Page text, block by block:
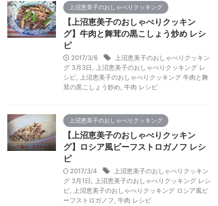
上沼恵美子のおしゃべりクッキング
【上沼恵美子のおしゃべりクッキン
グ】牛肉と舞茸の黒こしょう炒め レシ
ピ
2017/3/6
上沼恵美子のおしゃべりクッキン
グ 3月3日
上沼恵美子のおしゃべりクッキング レ
シピ
上沼恵美子のおしゃべりクッキング 牛肉と舞
茸の黒こしょう炒め 牛肉 レシピ
上沼恵美子のおしゃべりクッキング
【上沼恵美子のおしゃべりクッキン
グ】ロシア風ビーフストロガノフ レシ
ピ
2017/3/4
上沼恵美子のおしゃべりクッキン
グ 3月1日
上沼恵美子のおしゃべりクッキング レシ
ピ
上沼恵美子のおしゃべりクッキング ロシア風ビ
ーフストロガノフ 牛肉 レシピ